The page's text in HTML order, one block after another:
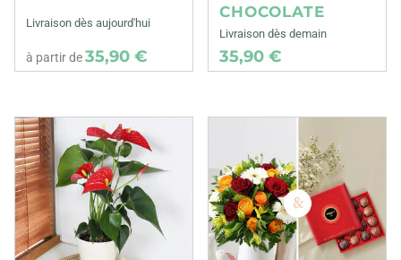
Livraison dès aujourd'hui
à partir de35,90 €
CHOCOLATE
Livraison dès demain
35,90 €